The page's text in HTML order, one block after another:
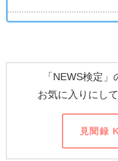
「NEWS検定
お気に入りにし
見聞録